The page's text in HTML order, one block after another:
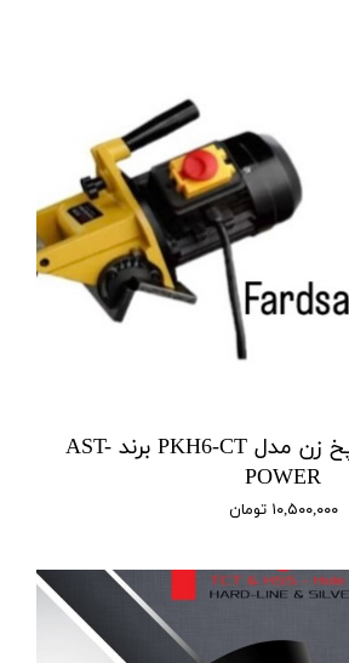
صفحه و الماس پخ زن مدل PKH6-CT برند AST-
POWER
۱۰,۵۰۰,۰۰۰ تومان